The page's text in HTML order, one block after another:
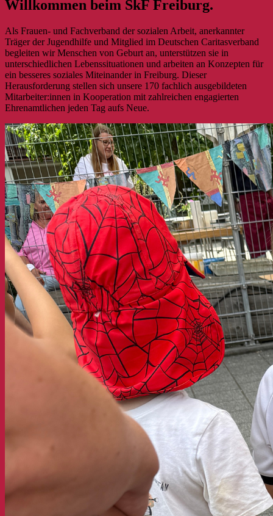
Willkommen beim SkF Freiburg.
Als Frauen- und Fachverband der sozialen Arbeit, anerkannter
Träger der Jugendhilfe und Mitglied im Deutschen Caritasverband
begleiten wir Menschen von Geburt an, unterstützen sie in
unterschiedlichen Lebenssituationen und arbeiten an Konzepten für
ein besseres soziales Miteinander in Freiburg. Dieser
Herausforderung stellen sich unsere 170 fachlich ausgebildeten
Mitarbeiter:innen in Kooperation mit zahlreichen engagierten
Ehrenamtlichen jeden Tag aufs Neue.